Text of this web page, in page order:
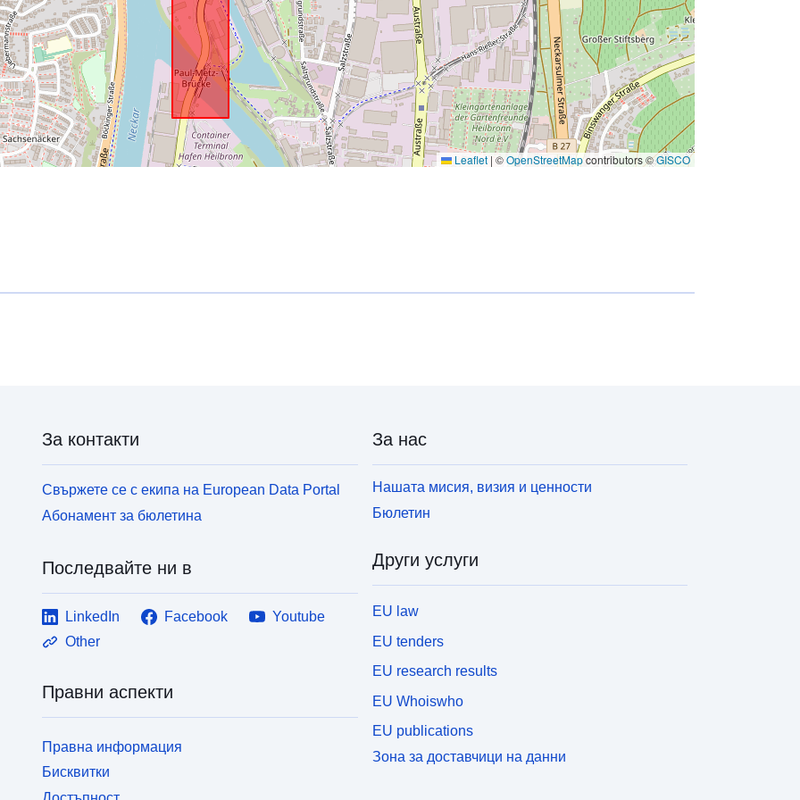
Leaflet | ©OpenStreetMapcontributors ©GISCO
За контакти
Свържете се с екипа на European Data Portal
Абонамент за бюлетина
Последвайте ни в
LinkedIn Facebook
Youtube
Other
Правни аспекти
Правна информация
Бисквитки
За нас
Нашата мисия, визия и ценности
Бюлетин
Други услуги
EU law
EU tenders
EU research results
EU Whoiswho
EU publications
Зона за доставчици на данни